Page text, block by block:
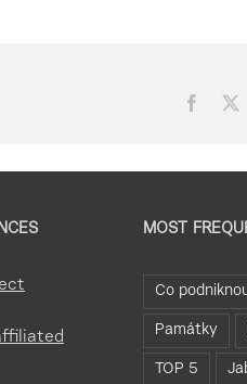
MOST
Co
Památky
TOP 5